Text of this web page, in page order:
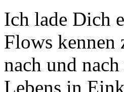
Ich lade Dich
Flows kennen
nach und
Lebens in